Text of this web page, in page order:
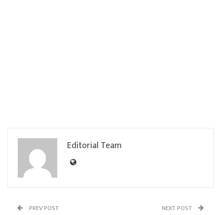
Editorial Team
PREV POST NEXT POST